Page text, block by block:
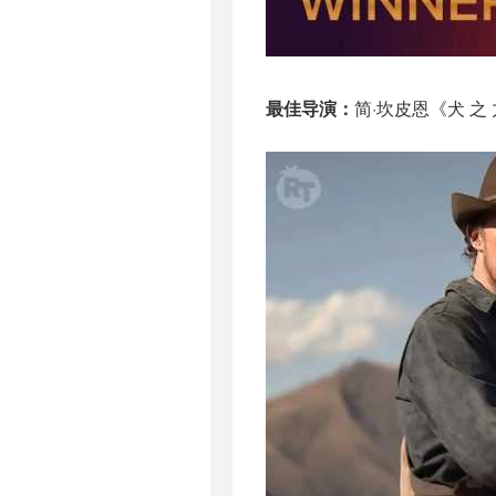
最佳导演： 简·坎皮恩《犬 之